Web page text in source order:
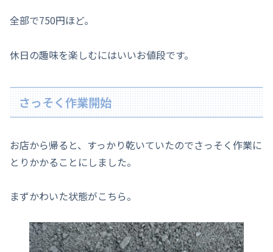
全部で750円ほど。
休日の趣味を楽しむにはいいお値段です。
さっそく作業開始
お店から帰ると、すっかり乾いていたのでさっそく作業に
とりかかることにしました。
まずかわいた状態がこちら。